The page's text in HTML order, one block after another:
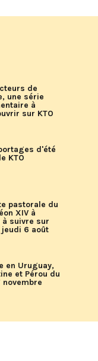
de
une série
à
sur KTO
d'été
KTO
pastorale du
XIV à
à suivre sur
jeudi 6 août
en Uruguay,
et Pérou du
novembre